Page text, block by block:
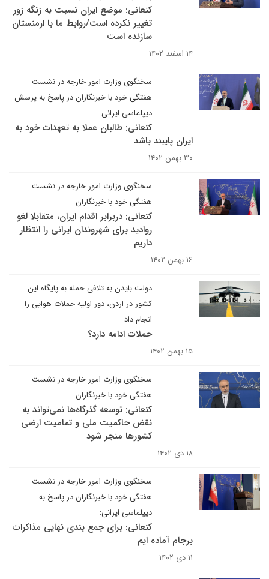
کنعانی: موضع ایران نسبت به زنگه زور
تغییر نکرده است/روابط ما با ارمنستان
سازنده است
۱۴ اسفند ۱۴۰۲
سخنگوی وزارت امور خارجه در نشست
هفتگی خود با خبرنگاران در پاسخ به پرسش
دیپلماسی ایرانی
کنعانی: طالبان عملا به تعهدات خود به
ایران پایبند باشد
۳۰ بهمن ۱۴۰۲
سخنگوی وزارت امور خارجه در نشست
هفتگی خود با خبرنگاران
کنعانی: دربرابر اقدام ایران، متقابلا لغو
روادید برای شهروندان ایرانی را انتظار
داریم
۱۶ بهمن ۱۴۰۲
دولت بایدن به تلافی حمله به پایگاه این
کشور در اردن، دور اولیه حملات هوایی را
انجام داد
حملات ادامه دارد؟
۱۵ بهمن ۱۴۰۲
سخنگوی وزارت امور خارجه در نشست
هفتگی خود با خبرنگاران
کنعانی: توسعه گذرگاه‌‌ها نمی‌تواند به
نقض حاکمیت ملی و تمامیت ارضی
کشورها منجر شود
۱۸ دی ۱۴۰۲
سخنگوی وزارت امور خارجه در نشست
هفتگی خود با خبرنگاران در پاسخ به
دیپلماسی ایرانی:
کنعانی: برای جمع بندی نهایی مذاکرات
برجام آماده ایم
۱۱ دی ۱۴۰۲